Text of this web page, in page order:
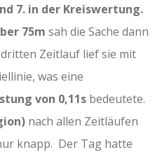
7. in der Kreiswertung.
75m sah die Sache dann
Zeitlauf lief sie mit
was eine
von 0,11s bedeutete.
nach allen Zeitläufen
knapp. Der Tag hatte